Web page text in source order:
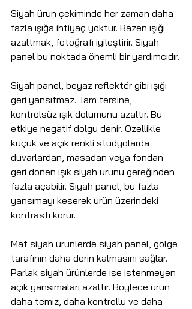
Siyah ürün çekiminde her zaman daha
fazla ışığa ihtiyaç yoktur. Bazen ışığı
azaltmak, fotoğrafı iyileştirir. Siyah
panel bu noktada önemli bir yardımcıdır.
Siyah panel, beyaz reflektör gibi ışığı
geri yansıtmaz. Tam tersine,
kontrolsüz ışık dolumunu azaltır. Bu
etkiye negatif dolgu denir. Özellikle
küçük ve açık renkli stüdyolarda
duvarlardan, masadan veya fondan
geri dönen ışık siyah ürünü gereğinden
fazla açabilir. Siyah panel, bu fazla
yansımayı keserek ürün üzerindeki
kontrastı korur.
Mat siyah ürünlerde siyah panel, gölge
tarafının daha derin kalmasını sağlar.
Parlak siyah ürünlerde ise istenmeyen
açık yansımaları azaltır. Böylece ürün
daha temiz, daha kontrollü ve daha